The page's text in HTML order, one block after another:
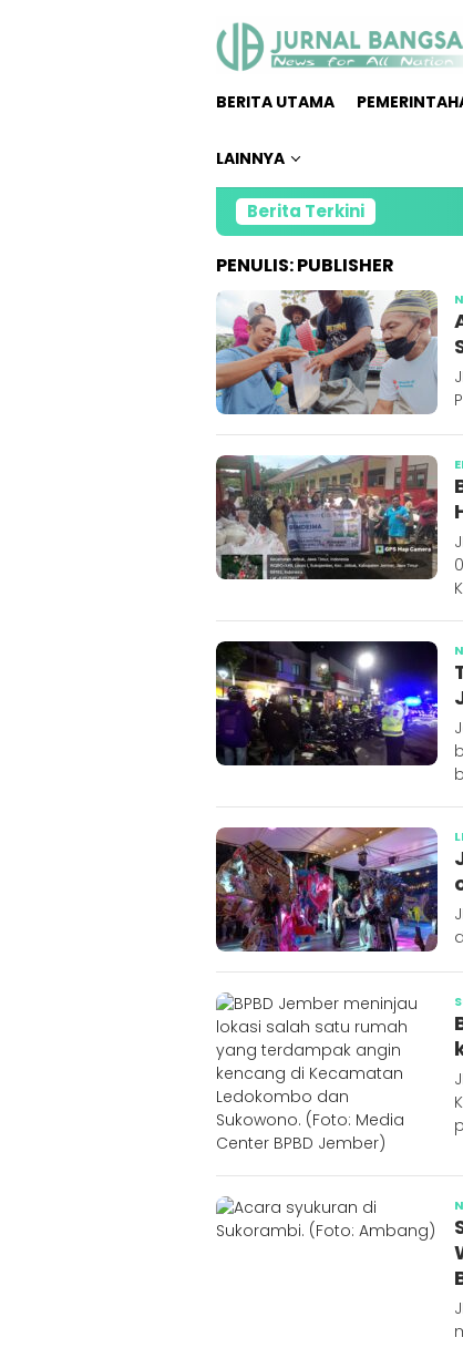
BERITA UTAMA
LAINNYA
Berita Terkini
PENULIS:PUBLISHER